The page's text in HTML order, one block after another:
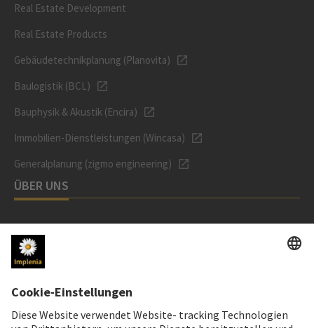
Real Estate Development
Real Estate Products
Gebäudetechnikplanung (Planovita)
Baulogistik (BCL)
Bauphysik & Akustik (Encira)
Immobilien-Dienstleistungen (Wincasa)
Generalplanung (zigmo engineering)
ÜBER UNS
Unternehmen
Organisation
Corporate Governance